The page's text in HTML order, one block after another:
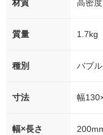
材質 高密
質量 1.7kg
種別 バブ
寸法 幅
幅×長さ